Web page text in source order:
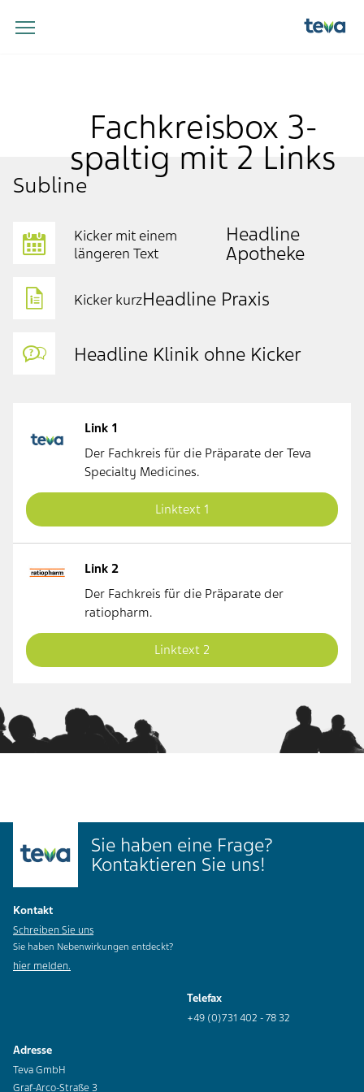
Fachkreisbox 3-
spaltig mit 2 Links
Subline
Kicker mit einem
längeren Text
Headline
Apotheke
Kicker kurzHeadline Praxis
Headline Klinik ohne Kicker
Link 1
Der Fachkreis für die Präparate der Teva
Specialty Medicines.
Linktext 1
Link 2
Der Fachkreis für die Präparate der
ratiopharm.
Linktext 2
Sie haben eine Frage?
Kontaktieren Sie uns!
Kontakt
Schreiben Sie uns
Sie haben Nebenwirkungen entdeckt?
hier melden.
Telefax
+49 (0)731 402 - 78 32
Adresse
Teva GmbH
Graf-Arco-Straße 3